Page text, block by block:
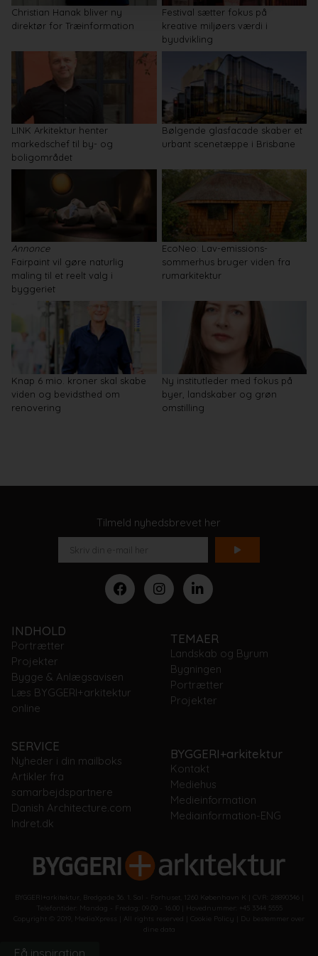
Christian Hanak bliver ny
direktør for Træinformation
Festival sætter fokus på
kreative miljøers værdi i
byudvikling
LINK Arkitektur henter
markedschef til by- og
boligområdet
Bølgende glasfacade skaber et
urbant scenetæppe i Brisbane
Annonce
Fairpaint vil gøre naturlig
maling til et reelt valg i
byggeriet
EcoNeo: Lav-emissions-
sommerhus bruger viden fra
rumarkitektur
Knap 6 mio. kroner skal skabe
viden og bevidsthed om
renovering
Ny institutleder med fokus på
byer, landskaber og grøn
omstilling
Få inspiration
Tilmeld nyhedsbrevet her
INDHOLD
Portrætter
Projekter
Bygge & Anlægsavisen
Læs BYGGERI+arkitektur
online
TEMAER
Landskab og Byrum
Bygningen
Portrætter
Projekter
SERVICE
Nyheder i din mailboks
Artikler fra
samarbejdspartnere
Danish Architecture.com
Indret.dk
BYGGERI+arkitektur
Kontakt
Mediehus
Medieinformation
Mediainformation-ENG
BYGGERI+arkitektur, Bredgade 36. 1. Sal - Forhuset, 1260 København K | CVR: 28890346 |
Telefontider: Mandag - Fredag: 09.00 - 16.00 | Hovednummer: +45 3344 5555
Copyright © 2019, MediaXpress | All rights reserved |
Cookie Policy
Du bestemmer over
dine data